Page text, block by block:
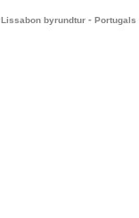
Lissabon byrundtur - Portugals